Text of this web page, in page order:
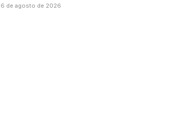
6 de agosto de 2026